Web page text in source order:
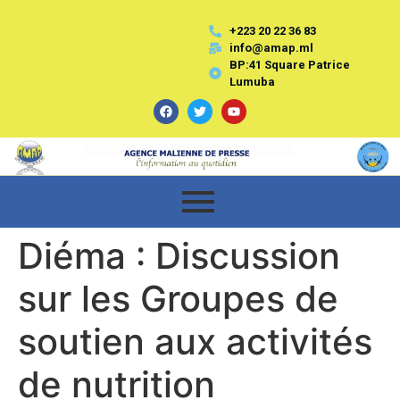
+223 20 22 36 83
info@amap.ml
BP:41 Square Patrice
Lumuba
Diéma : Discussion
sur les Groupes de
soutien aux activités
de nutrition